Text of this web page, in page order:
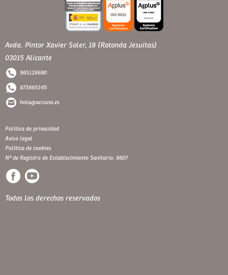
Avda. Pintor Xavier Soler, 18 (Rotonda Jesuitas)
03015 Alicante
965126690
673665345
hola@accuna.es
Política de privacidad
Aviso legal
Política de cookies
Nº de Registro de Establecimiento Sanitario: 8607
Todos los derechos reservados